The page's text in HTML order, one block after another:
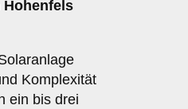
Hohenfels
Komplexität
ein bis drei